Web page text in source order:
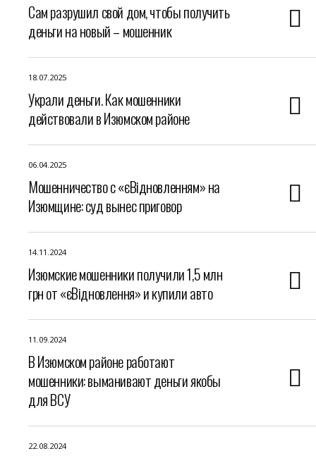
Сам разрушил свой дом, чтобы получить
деньги на новый – мошенник
18.07.2025
Украли деньги. Как мошенники
действовали в Изюмском районе
06.04.2025
Мошенничество с «єВідновленням» на
Изюмщине: суд вынес приговор
14.11.2024
Изюмские мошенники получили 1,5 млн
грн от «єВідновлення» и купили авто
11.09.2024
В Изюмском районе работают
мошенники: выманивают деньги якобы
для ВСУ
22.08.2024